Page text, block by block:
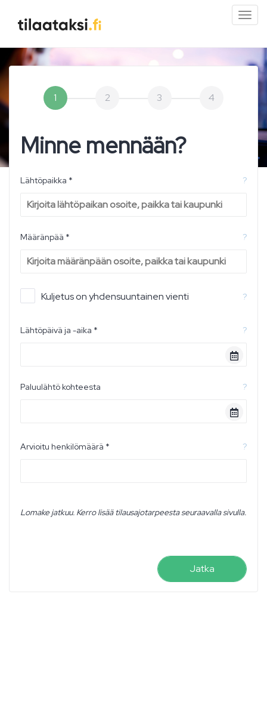
1 2 3 4
Minne mennään?
Lähtöpaikka * ?
Määränpää * ?
Kuljetus on yhdensuuntainen vienti ?
Lähtöpäivä ja -aika * ?
Paluulähtö kohteesta ?
Arvioitu henkilömäärä * ?
Lomake jatkuu. Kerro lisää tilausajotarpeesta seuraavalla sivulla.
Jatka